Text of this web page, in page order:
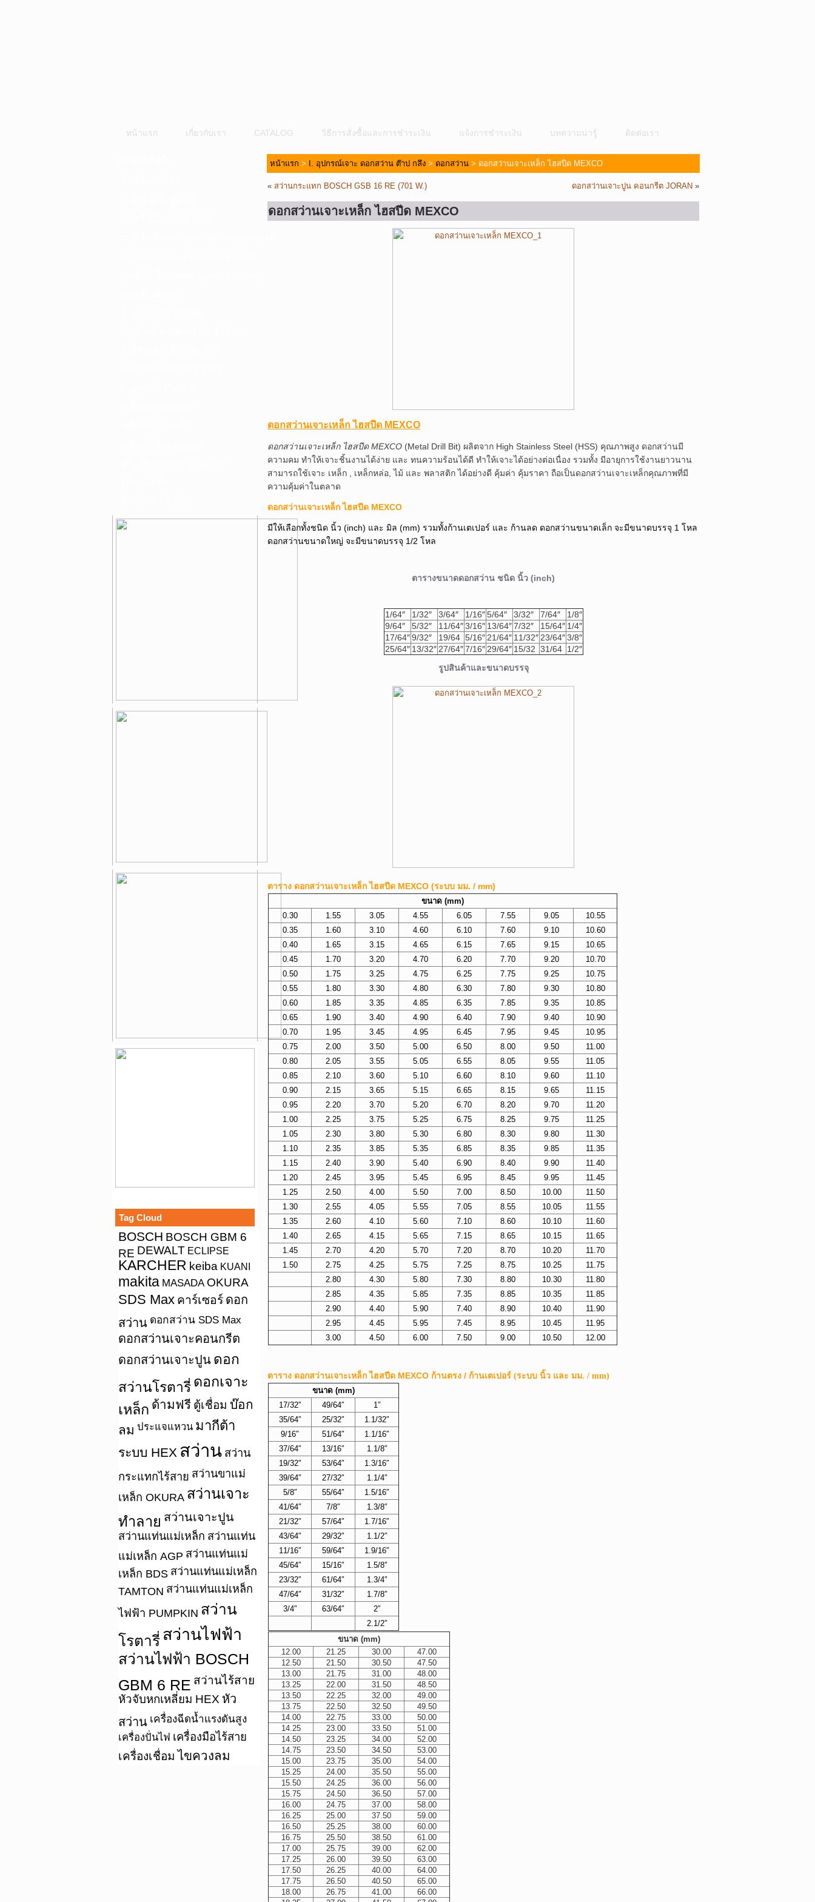
หน้าแรก เกี่ยวกับเรา CATALOG วิธีการสั่งซื้อและการชำระเงิน แจ้งการชำระเงิน บทความน่ารู้ ติดต่อเรา
Tag Cloud
BOSCH BOSCH GBM 6
RE DEWALT ECLIPSE
KARCHER keiba KUANI
makita MASADA OKURA
SDS Max คาร์เซอร์ ดอก
สว่าน ดอกสว่าน SDS Max
ดอกสว่านเจาะคอนกรีต
ดอกสว่านเจาะปูน ดอก
สว่านโรตารี่ ดอกเจาะ
เหล็ก ด้ามฟรี ตู้เชื่อม บ๊อก
ลม ประแจแหวน มากีต้า
ระบบ HEX สว่าน สว่าน
กระแทกไร้สาย สว่านขาแม่
เหล็ก OKURA สว่านเจาะ
ทำลาย สว่านเจาะปูน
สว่านแท่นแม่เหล็ก สว่านแท่น
แม่เหล็ก AGP สว่านแท่นแม่
เหล็ก BDS สว่านแท่นแม่เหล็ก
TAMTON สว่านแท่นแม่เหล็ก
ไฟฟ้า PUMPKIN สว่าน
โรตารี่ สว่านไฟฟ้า
สว่านไฟฟ้า BOSCH
GBM 6 RE สว่านไร้สาย
หัวจับหกเหลี่ยม HEX หัว
สว่าน เครื่องฉีดน้ำแรงดันสูง
เครื่องปั่นไฟ เครื่องมือไร้สาย
เครื่องเชื่อม ไขควงลม
หน้าแรก > I. อุปกรณ์เจาะ ดอกสว่าน ต๊าป กลึง > ดอกสว่าน > ดอกสว่านเจาะเหล็ก ไฮสปีด MEXCO
« สว่านกระแทก BOSCH GSB 16 RE (701 W.) ดอกสว่านเจาะปูน คอนกรีต JORAN »
ดอกสว่านเจาะเหล็ก ไฮสปีด MEXCO
ดอกสว่านเจาะเหล็ก ไฮสปีด MEXCO
ดอกสว่านเจาะเหล็ก ไฮสปีด MEXCO (Metal Drill Bit) ผลิตจาก High Stainless Steel (HSS) คุณภาพสูง ดอกสว่านมี
ความคม ทำให้เจาะชิ้นงานได้ง่าย และ ทนความร้อนได้ดี ทำให้เจาะได้อย่างต่อเนื่อง รวมทั้ง มีอายุการใช้งานยาวนาน
สามารถใช้เจาะ เหล็ก , เหล็กหล่อ, ไม้ และ พลาสติก ได้อย่างดี คุ้มค่า คุ้มราคา ถือเป็นดอกสว่านเจาะเหล็กคุณภาพที่มี
ความคุ้มค่าในตลาด
ดอกสว่านเจาะเหล็ก ไฮสปีด MEXCO
มีให้เลือกทั้งชนิด นิ้ว (inch) และ มิล (mm) รวมทั้งก้านเตเปอร์ และ ก้านลด ดอกสว่านขนาดเล็ก จะมีขนาดบรรจุ 1 โหล
ดอกสว่านขนาดใหญ่ จะมีขนาดบรรจุ 1/2 โหล
ตารางขนาดดอกสว่าน ชนิด นิ้ว (inch)
1/64″ 1/32″ 3/64″ 1/16″ 5/64″ 3/32″ 7/64″
1/8″
9/64″
5/32″ 11/64″ 3/16″ 13/64″ 7/32″ 15/64″ 1/4″
17/64″ 9/32″ 19/64 5/16″ 21/64″ 11/32″ 23/64″ 3/8″
25/64″ 13/32″ 27/64″ 7/16″ 29/64″ 15/32 31/64 1/2″
รูปสินค้าและขนาดบรรจุ
ตาราง ดอกสว่านเจาะเหล็ก ไฮสปีด MEXCO (ระบบ มม. / mm)
ขนาด (mm)
0.30
1.55 3.05 4.55 6.05 7.55 9.05
10.55
0.35
1.60 3.10 4.60 6.10 7.60 9.10
10.60
0.40
1.65 3.15 4.65 6.15 7.65 9.15
10.65
0.45
1.70 3.20 4.70 6.20 7.70 9.20
10.70
0.50
1.75 3.25 4.75 6.25 7.75 9.25
10.75
0.55
1.80 3.30 4.80 6.30 7.80 9.30
10.80
0.60
1.85 3.35 4.85 6.35 7.85 9.35
10.85
0.65
1.90 3.40 4.90 6.40 7.90 9.40
10.90
0.70
1.95 3.45 4.95 6.45 7.95 9.45
10.95
0.75
2.00 3.50 5.00 6.50 8.00 9.50
11.00
0.80
2.05 3.55 5.05 6.55 8.05 9.55
11.05
0.85
2.10 3.60 5.10 6.60 8.10 9.60
11.10
0.90
2.15 3.65 5.15 6.65 8.15 9.65
11.15
0.95
2.20 3.70 5.20 6.70 8.20 9.70
11.20
1.00
2.25 3.75 5.25 6.75 8.25 9.75
11.25
1.05
2.30 3.80 5.30 6.80 8.30 9.80
11.30
1.10
2.35 3.85 5.35 6.85 8.35 9.85
11.35
1.15
2.40 3.90 5.40 6.90 8.40 9.90
11.40
1.20
2.45 3.95 5.45 6.95 8.45 9.95
11.45
1.25
2.50 4.00 5.50 7.00 8.50 10.00
11.50
1.30
2.55 4.05 5.55 7.05 8.55 10.05
11.55
1.35
2.60 4.10 5.60 7.10 8.60 10.10
11.60
1.40
2.65 4.15 5.65 7.15 8.65 10.15
11.65
1.45
2.70 4.20 5.70 7.20 8.70 10.20
11.70
1.50
2.75 4.25 5.75 7.25 8.75 10.25
11.75
2.80
4.30 5.80 7.30 8.80 10.30
11.80
2.85
4.35 5.85 7.35 8.85 10.35
11.85
2.90
4.40 5.90 7.40 8.90 10.40
11.90
2.95
4.45 5.95 7.45 8.95 10.45
11.95
3.00
4.50 6.00 7.50 9.00 10.50 12.00
ตาราง ดอกสว่านเจาะเหล็ก ไฮสปีด MEXCO ก้านตรง / ก้านเตเปอร์ (ระบบ นิ้ว และ มม. / mm)
ขนาด (mm)
17/32″
49/64″
1″
35/64″
25/32″
1.1/32″
9/16″
51/64″
1.1/16″
37/64″
13/16″
1.1/8″
19/32″
53/64″
1.3/16″
39/64″
27/32″
1.1/4″
5/8″
55/64″
1.5/16″
41/64″
7/8″
1.3/8″
21/32″
57/64″
1.7/16″
43/64″
29/32″
1.1/2″
11/16″
59/64″
1.9/16″
45/64″
15/16″
1.5/8″
23/32″
61/64″
1.3/4″
47/64″
31/32″
1.7/8″
3/4″
63/64″
2″
2.1/2″
ขนาด (mm)
12.00
21.25 30.00
47.00
12.50
21.50 30.50
47.50
13.00
21.75 31.00
48.00
13.25
22.00 31.50
48.50
13.50
22.25 32.00
49.00
13.75
22.50 32.50
49.50
14.00
22.75 33.00
50.00
14.25
23.00 33.50
51.00
14.50
23.25 34.00
52.00
14.75
23.50 34.50
53.00
15.00
23.75 35.00
54.00
15.25
24.00 35.50
55.00
15.50
24.25 36.00
56.00
15.75
24.50 36.50
57.00
16.00
24.75 37.00
58.00
16.25
25.00 37.50
59.00
16.50
25.25 38.00
60.00
16.75
25.50 38.50
61.00
17.00
25.75 39.00
62.00
17.25
26.00 39.50
63.00
17.50
26.25 40.00
64.00
17.75
26.50 40.50
65.00
18.00
26.75 41.00
66.00